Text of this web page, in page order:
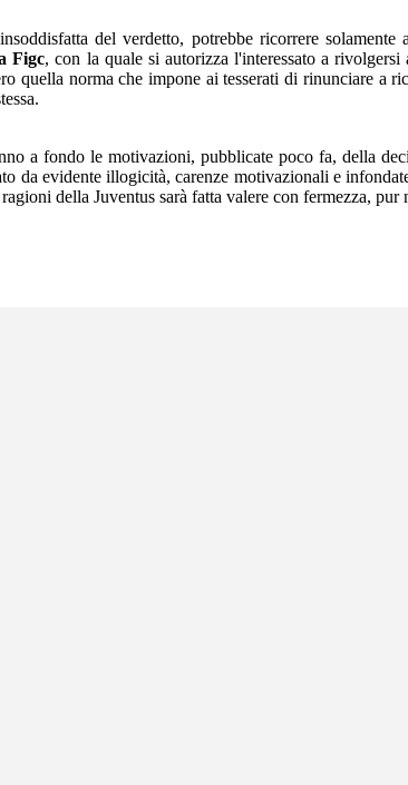
del verdetto, potrebbe ricorrere solamente
Figc, con la quale si autorizza l'interessato a
quella norma che impone ai tesserati di rinunciare a
a fondo le motivazioni, pubblicate poco fa, della
da evidente illogicità, carenze motivazionali e
della Juventus sarà fatta valere con fermezza,